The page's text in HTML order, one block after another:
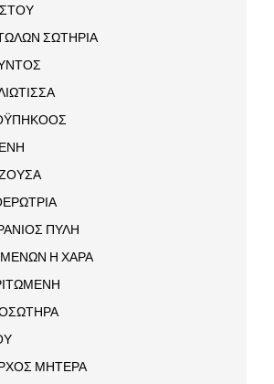
ΣΩΤΗΡΙΑ
ΠΥΛΗ
Η ΧΑΡΑ
ΜΗΤΕΡΑ